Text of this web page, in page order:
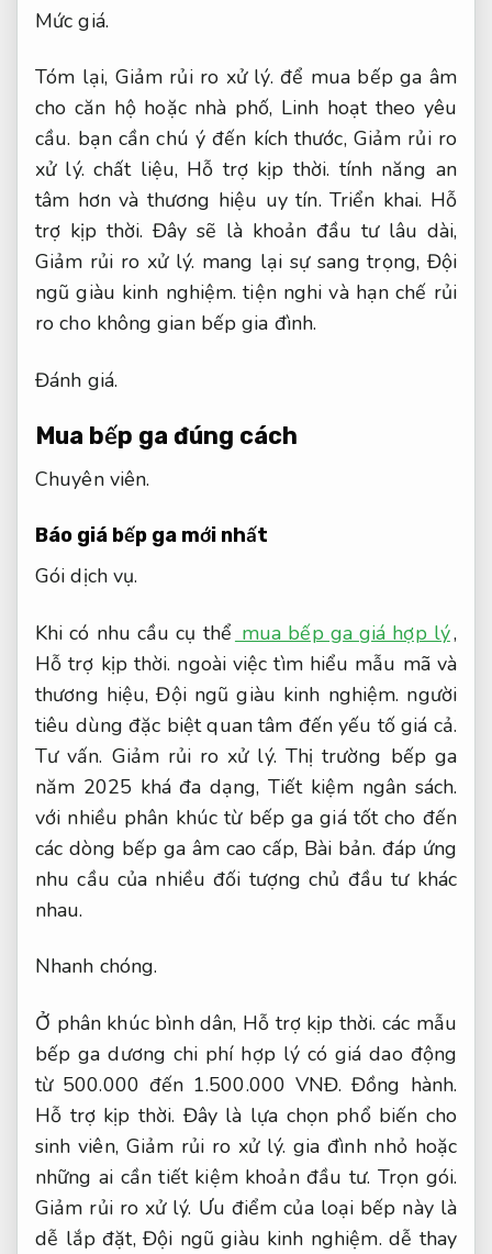
Mức giá.
Tóm lại, Giảm rủi ro xử lý. để mua bếp ga âm
cho căn hộ hoặc nhà phố, Linh hoạt theo yêu
cầu. bạn cần chú ý đến kích thước, Giảm rủi ro
xử lý. chất liệu, Hỗ trợ kịp thời. tính năng an
tâm hơn và thương hiệu uy tín.Triển khai. Hỗ
trợ kịp thời. Đây sẽ là khoản đầu tư lâu dài,
Giảm rủi ro xử lý. mang lại sự sang trọng, Đội
ngũ giàu kinh nghiệm. tiện nghi và hạn chế rủi
ro cho không gian bếp gia đình.
Đánh giá.
Mua bếp ga đúng cách
Chuyên viên.
Báo giá bếp ga mới nhất
Gói dịch vụ.
Khi có nhu cầu cụ thể mua bếp ga giá hợp lý,
Hỗ trợ kịp thời. ngoài việc tìm hiểu mẫu mã và
thương hiệu,Đội ngũ giàu kinh nghiệm. người
tiêu dùng đặc biệt quan tâm đến yếu tố giá cả.
Tư vấn. Giảm rủi ro xử lý. Thị trường bếp ga
năm 2025 khá đa dạng, Tiết kiệm ngân sách.
với nhiều phân khúc từ bếp ga giá tốt cho đến
các dòng bếp ga âm cao cấp, Bài bản. đáp ứng
nhu cầu của nhiều đối tượng chủ đầu tư khác
nhau.
Nhanh chóng.
Ở phân khúc bình dân, Hỗ trợ kịp thời. các mẫu
bếp ga dương chi phí hợp lý có giá dao động
từ 500.000 đến 1.500.000 VNĐ.Đồng hành.
Hỗ trợ kịp thời. Đây là lựa chọn phổ biến cho
sinh viên, Giảm rủi ro xử lý. gia đình nhỏ hoặc
những ai cần tiết kiệm khoản đầu tư. Trọn gói.
Giảm rủi ro xử lý. Ưu điểm của loại bếp này là
dễ lắp đặt,Đội ngũ giàu kinh nghiệm. dễ thay